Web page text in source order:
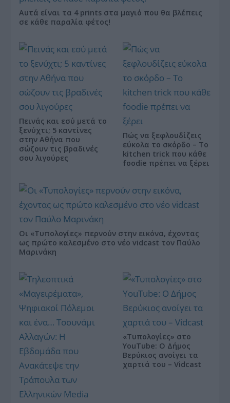
Αυτά είναι τα 4 prints στα μαγιό που θα βλέπεις
σε κάθε παραλία φέτος!
Πεινάς και εσύ μετά το
ξενύχτι; 5 καντίνες
στην Αθήνα που
σώζουν τις βραδινές
σου λιγούρες
Πώς να ξεφλουδίζεις
εύκολα το σκόρδο – Το
kitchen trick που κάθε
foodie πρέπει να ξέρει
Οι «Τυπολογίες» περνούν στην εικόνα, έχοντας
ως πρώτο καλεσμένο στο νέο vidcast τον Παύλο
Μαρινάκη
«Τυπολογίες» στο
YouTube: Ο Δήμος
Βερύκιος ανοίγει τα
χαρτιά του – Vidcast